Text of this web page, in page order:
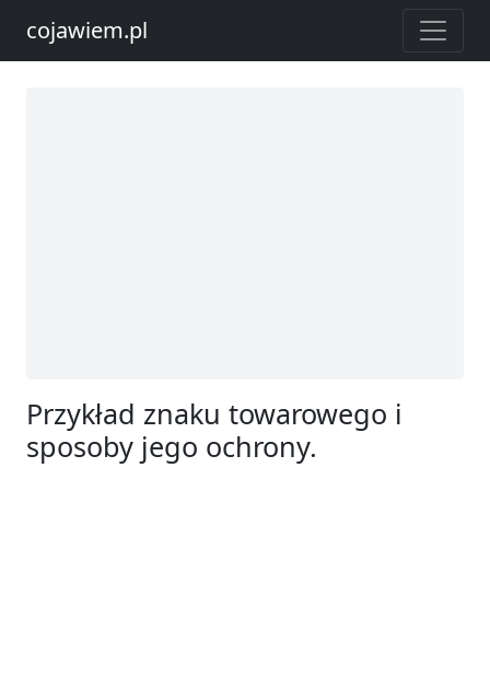
cojawiem.pl
Przykład znaku towarowego i
sposoby jego ochrony.